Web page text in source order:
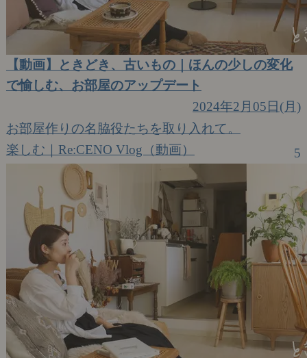
【動画】ときどき、古いもの｜ほんの少しの変化
で愉しむ、お部屋のアップデート
2024年2月05日(月)
お部屋作りの名脇役たちを取り入れて。
楽しむ｜Re:CENO Vlog（動画）
5